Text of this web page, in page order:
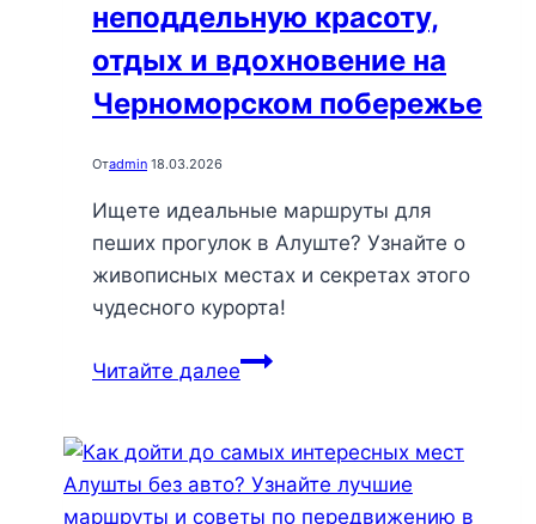
неподдельную красоту,
отдых и вдохновение на
Черноморском побережье
Отadmin 18.03.2026
Ищете идеальные маршруты для
пеших прогулок в Алуште? Узнайте о
живописных местах и секретах этого
чудесного курорта!
Читайте далееКороткие
в
Алуште: